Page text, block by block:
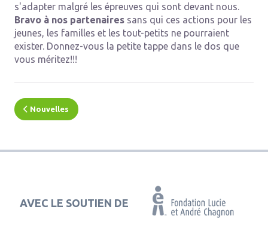
s'adapter malgré les épreuves qui sont devant nous.
Bravo à nos partenairessans qui ces actions pour les
jeunes, les familles et les tout-petits ne pourraient
exister. Donnez-vous la petite tappe dans le dos que
vous méritez!!!
Nouvelles
AVEC LE SOUTIEN DE